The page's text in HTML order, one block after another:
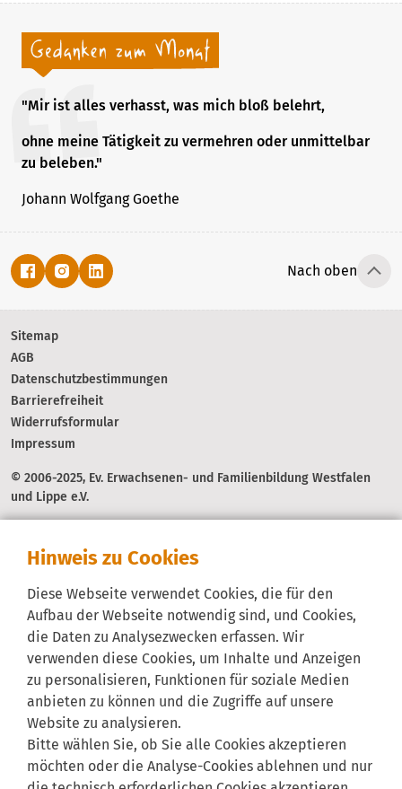
"Mir ist alles verhasst, was mich bloß belehrt,
ohne meine Tätigkeit zu vermehren oder unmittelbar
zu beleben."
Johann Wolfgang Goethe
Nach oben
© 2006-2025, Ev. Erwachsenen- und Familienbildung Westfalen
und Lippe e.V.
Sitemap
AGB
Datenschutzbestimmungen
Barrierefreiheit
Widerrufsformular
Impressum
Hinweis zu Cookies
Diese Webseite verwendet Cookies, die für den
Aufbau der Webseite notwendig sind, und Cookies,
die Daten zu Analysezwecken erfassen. Wir
verwenden diese Cookies, um Inhalte und Anzeigen
zu personalisieren, Funktionen für soziale Medien
anbieten zu können und die Zugriffe auf unsere
Website zu analysieren.
Bitte wählen Sie, ob Sie alle Cookies akzeptieren
möchten oder die Analyse-Cookies ablehnen und nur